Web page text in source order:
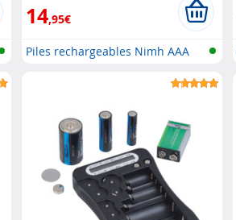
14,95€
Piles rechargeables Nimh AAA